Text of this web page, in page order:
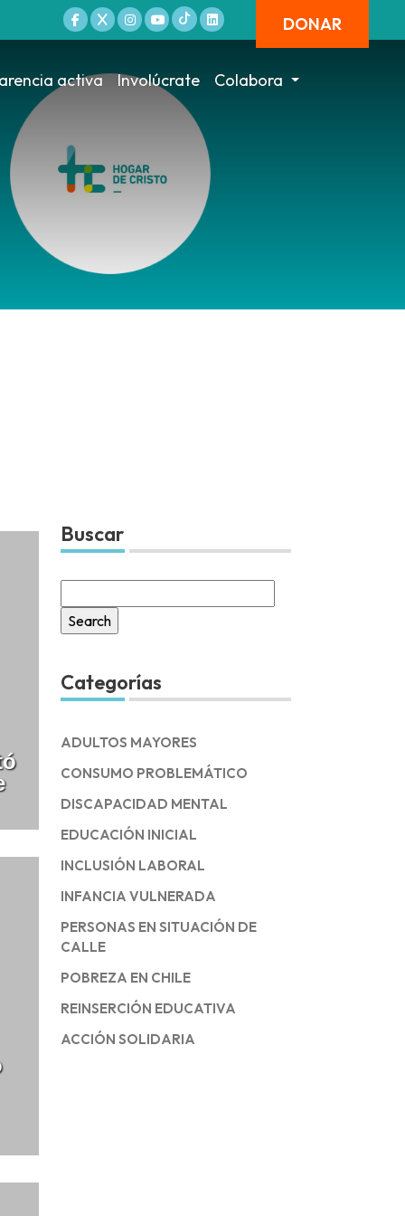
DONAR
activa Involúcrate Colabora
Buscar
for:
Categorías
ADULTOS MAYORES
CONSUMO PROBLEMÁTICO
DISCAPACIDAD MENTAL
EDUCACIÓN INICIAL
INCLUSIÓN LABORAL
INFANCIA VULNERADA
PERSONAS EN SITUACIÓN DE
CALLE
POBREZA EN CHILE
REINSERCIÓN EDUCATIVA
ACCIÓN SOLIDARIA